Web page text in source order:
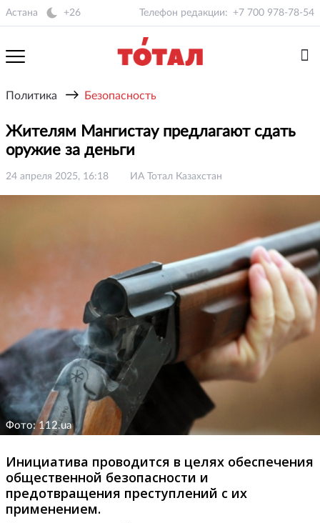
Астана +26 Телефон редакции: +7 700 978-78-54
Политика → Безопасность
Жителям Мангистау предлагают сдать
оружие за деньги
24 апреля 2025, 16:18 ИА Тотал Казахстан
Фото: 112.ua
Инициатива проводится в целях обеспечения
общественной безопасности и
предотвращения преступлений с их
применением.